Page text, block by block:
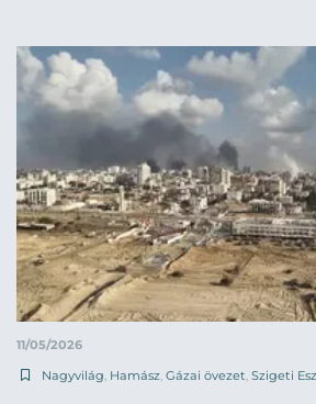
11/05/2026
Nagyvilág, Hamász, Gázai övezet, Szigeti